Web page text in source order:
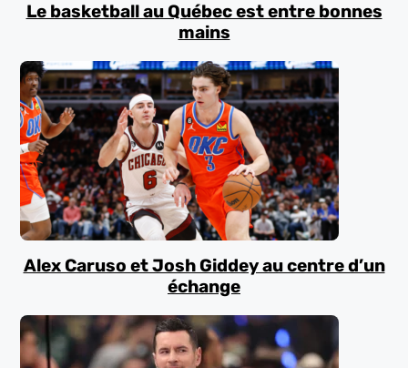
Le basketball au Québec est entre bonnes
mains
Alex Caruso et Josh Giddey au centre d’un
échange